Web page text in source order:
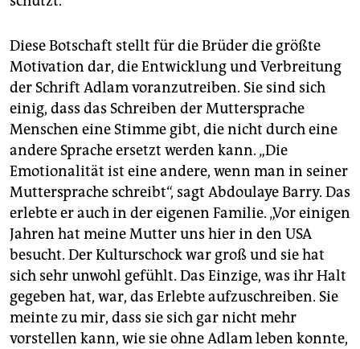
Diese Botschaft stellt für die Brüder die größte
Motivation dar, die Entwicklung und Verbreitung
der Schrift Adlam voranzutreiben. Sie sind sich
einig, dass das Schrei­ben der Muttersprache
Menschen eine Stimme gibt, die nicht durch eine
andere Sprache ersetzt werden kann. „Die
Emotionalität ist eine andere, wenn man in seiner
Muttersprache schreibt“, sagt Abdoulaye Barry. Das
erlebte er auch in der eigenen Familie. „Vor einigen
Jahren hat meine Mutter uns hier in den USA
besucht. Der Kulturschock war groß und sie hat
sich sehr unwohl gefühlt. Das Einzige, was ihr Halt
gegeben hat, war, das Erlebte aufzuschreiben. Sie
meinte zu mir, dass sie sich gar nicht mehr
vorstellen kann, wie sie ohne Adlam leben konnte,